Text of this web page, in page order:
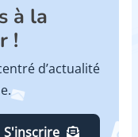
à la
!
d’actualité
S'inscrire